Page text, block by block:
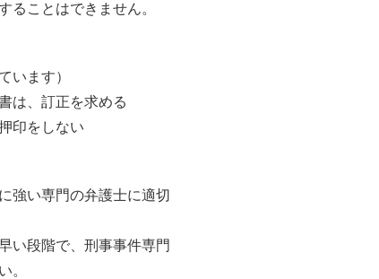
ることはできません。
います）
は、訂正を求める
印をしない
強い専門の弁護士に適切
い段階で、刑事事件専門
。